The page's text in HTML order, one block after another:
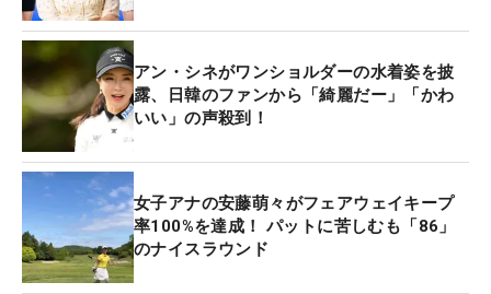
アン・シネがワンショルダーの水着姿を披
露、日韓のファンから「綺麗だー」「かわ
いい」の声殺到！
女子アナの安藤萌々がフェアウェイキープ
率100%を達成！ パットに苦しむも「86」
のナイスラウンド